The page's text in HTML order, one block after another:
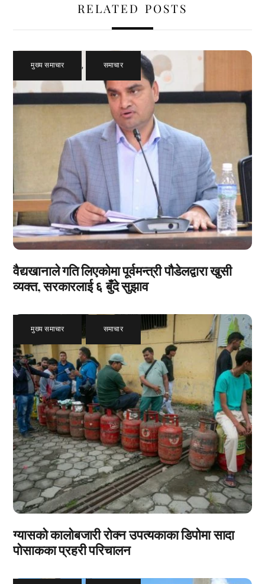
RELATED POSTS
मुख्य समाचार , समाचार
वैद्यखानाले गति लिएकोमा पूर्वमन्त्री पौडेलद्वारा खुसी
व्यक्त, सरकारलाई ६ बुँदे सुझाव
मुख्य समाचार , समाचार
ग्यासको कालोबजारी रोक्न उपत्यकाका डिपोमा सादा
पोसाकका प्रहरी परिचालन